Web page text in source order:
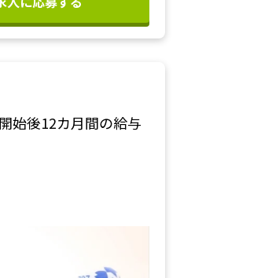
始後12カ月間の給与